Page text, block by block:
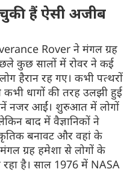
हैं ऐसी अजीब
Rover ने मंगल ग्रह
कुछ सालों में रोवर ने कई
हैरान रह गए। कभी पत्थरों
धागों की तरह उलझी हुई
नजर आईं। शुरुआत में लोगों
बाद में वैज्ञानिकों ने
बनावट और वहां के
ग्रह हमेशा से लोगों के
रहा है। साल 1976 में NASA